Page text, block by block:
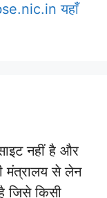
यहाँ
नहीं है और
मंत्रालय से लेन
जिसे किसी